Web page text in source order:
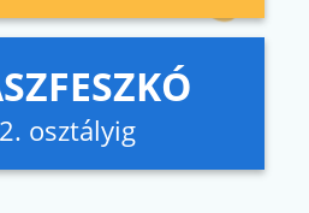
osztályig